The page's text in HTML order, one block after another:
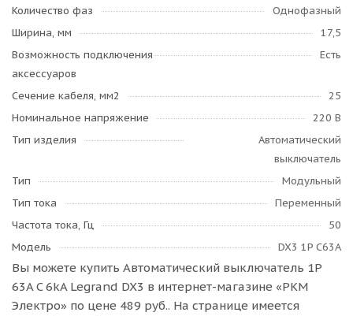
Количество фаз
Однофазный
Ширина, мм
17,5
Возможность подключения
аксессуаров
Есть
Сечение кабеля, мм2
25
Номинальное напряжение
220 В
Тип изделия
Автоматический
выключатель
Тип
Модульный
Тип тока
Переменный
Частота тока, Гц
50
Модель
DX3 1P C63A
Вы можете купить Автоматический выключатель 1P
63A C 6kA Legrand DX3 в интернет-магазине «РКМ
Электро» по цене 489 руб.. На странице имеется